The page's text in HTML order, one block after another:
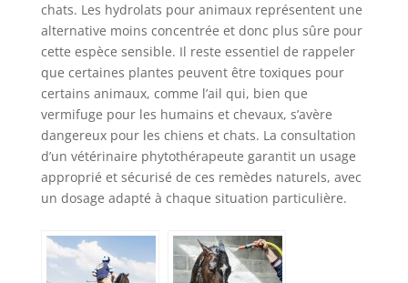
chats. Les hydrolats pour animaux représentent une
alternative moins concentrée et donc plus sûre pour
cette espèce sensible. Il reste essentiel de rappeler
que certaines plantes peuvent être toxiques pour
certains animaux, comme l’ail qui, bien que
vermifuge pour les humains et chevaux, s’avère
dangereux pour les chiens et chats. La consultation
d’un vétérinaire phytothérapeute garantit un usage
approprié et sécurisé de ces remèdes naturels, avec
un dosage adapté à chaque situation particulière.